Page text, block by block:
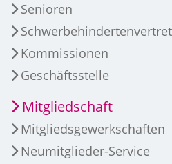
Senioren
Kommissionen
Geschäftsstelle
Mitgliedschaft
Mitgliedsgewerkschaften
Neumitglieder-Service